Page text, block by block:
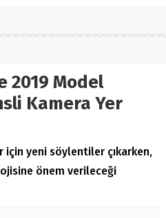
2019 Model
Kamera Yer
yeni söylentiler çıkarken,
önem verileceği